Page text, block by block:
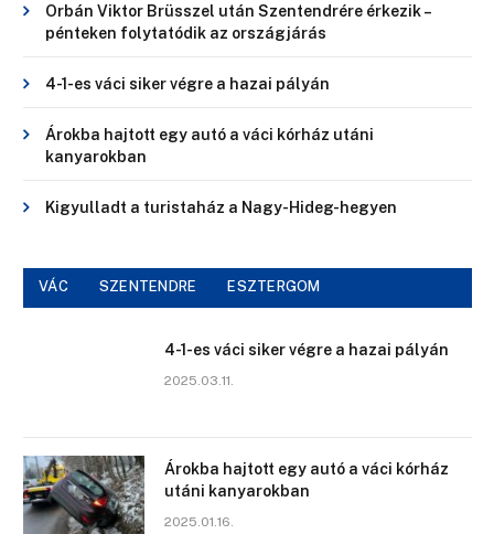
Orbán Viktor Brüsszel után Szentendrére érkezik –
pénteken folytatódik az országjárás
4-1-es váci siker végre a hazai pályán
Árokba hajtott egy autó a váci kórház utáni
kanyarokban
Kigyulladt a turistaház a Nagy-Hideg-hegyen
VÁC SZENTENDRE ESZTERGOM
4-1-es váci siker végre a hazai pályán
2025.03.11.
Árokba hajtott egy autó a váci kórház
utáni kanyarokban
2025.01.16.